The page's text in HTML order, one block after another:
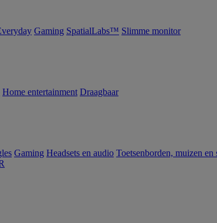
Gaming SpatialLabs™ Slimme monitor
Home entertainment Draagbaar
Gaming Headsets en audio Toetsenborden, muizen en